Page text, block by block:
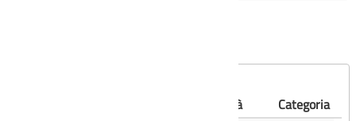
Validità
Categoria